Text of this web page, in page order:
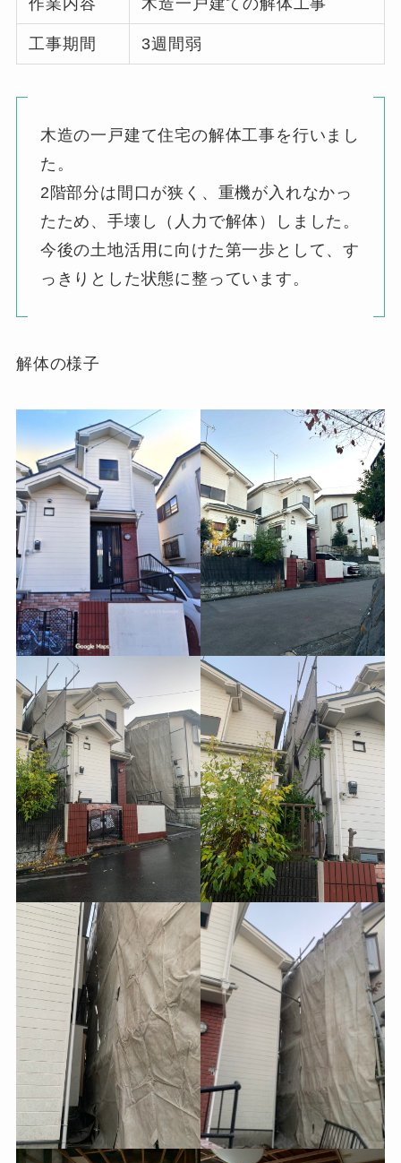
作業内容 木造一戸建ての解体工事
工事期間 3週間弱
木造の一戸建て住宅の解体工事を行いまし
た。
2階部分は間口が狭く、重機が入れなかっ
たため、手壊し（人力で解体）しました。
今後の土地活用に向けた第一歩として、す
っきりとした状態に整っています。
解体の様子